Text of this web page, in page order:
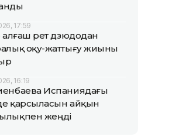
17:59
алғаш рет дзюдодан
оқу-жаттығу жиыны
16:19
Испаниядағы
қарсыласын айқын
жеңді